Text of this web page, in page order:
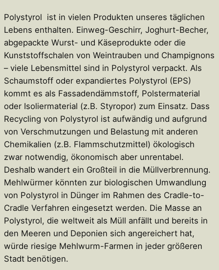
Polystyrol ist in vielen Produkten unseres täglichen
Lebens enthalten. Einweg-Geschirr, Joghurt-Becher,
abgepackte Wurst- und Käseprodukte oder die
Kunststoffschalen von Weintrauben und Champignons
– viele Lebensmittel sind in Polystyrol verpackt. Als
Schaumstoff oder expandiertes Polystyrol (EPS)
kommt es als Fassadendämmstoff, Polstermaterial
oder Isoliermaterial (z.B. Styropor) zum Einsatz. Dass
Recycling von Polystyrol ist aufwändig und aufgrund
von Verschmutzungen und Belastung mit anderen
Chemikalien (z.B. Flammschutzmittel) ökologisch
zwar notwendig, ökonomisch aber unrentabel.
Deshalb wandert ein Großteil in die Müllverbrennung.
Mehlwürmer könnten zur biologischen Umwandlung
von Polystyrol in Dünger im Rahmen des Cradle-to-
Cradle Verfahren eingesetzt werden. Die Masse an
Polystyrol, die weltweit als Müll anfällt und bereits in
den Meeren und Deponien sich angereichert hat,
würde riesige Mehlwurm-Farmen in jeder größeren
Stadt benötigen.